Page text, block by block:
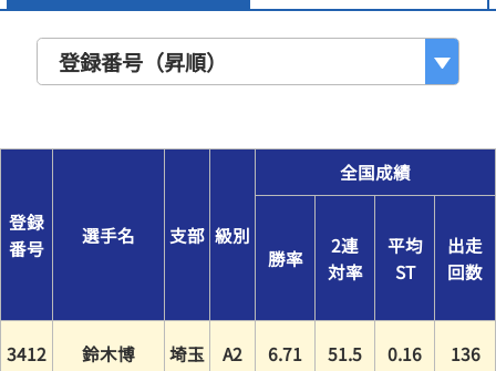
登録番号（昇順）
登録
番号
選手名 支部 級別
全国成績
勝率
2連
対率
平均
ST
出走
回数
3412 鈴木博 埼玉 A2 6.71 51.5 0.16 136